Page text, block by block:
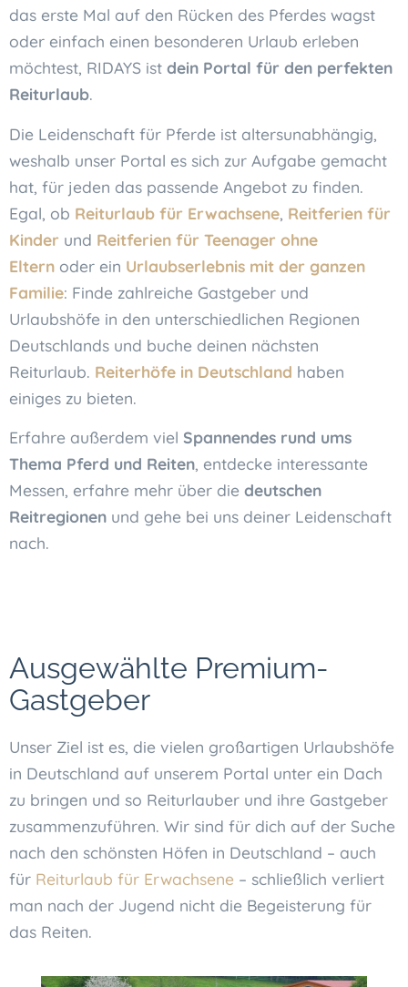
das erste Mal auf den Rücken des Pferdes wagst
oder einfach einen besonderen Urlaub erleben
möchtest, RIDAYS ist dein Portal für den perfekten
Reiturlaub.
Die Leidenschaft für Pferde ist altersunabhängig,
weshalb unser Portal es sich zur Aufgabe gemacht
hat, für jeden das passende Angebot zu finden.
Egal, ob Reiturlaub für Erwachsene, Reitferien für
Kinder und Reitferien für Teenager ohne
Eltern oder ein Urlaubserlebnis mit der ganzen
Familie: Finde zahlreiche Gastgeber und
Urlaubshöfe in den unterschiedlichen Regionen
Deutschlands und buche deinen nächsten
Reiturlaub. Reiterhöfe in Deutschland haben
einiges zu bieten.
Erfahre außerdem viel Spannendes rund ums
Thema Pferd und Reiten, entdecke interessante
Messen, erfahre mehr über die deutschen
Reitregionen und gehe bei uns deiner Leidenschaft
nach.
Ausgewählte Premium-
Gastgeber
Unser Ziel ist es, die vielen großartigen Urlaubshöfe
in Deutschland auf unserem Portal unter ein Dach
zu bringen und so Reiturlauber und ihre Gastgeber
zusammenzuführen. Wir sind für dich auf der Suche
nach den schönsten Höfen in Deutschland – auch
für Reiturlaub für Erwachsene – schließlich verliert
man nach der Jugend nicht die Begeisterung für
das Reiten.